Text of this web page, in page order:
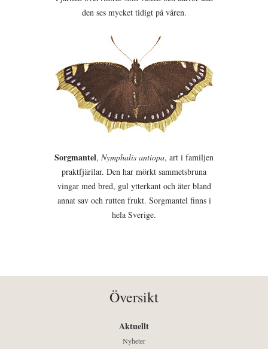
den ses mycket tidigt på våren.
Sorgmantel, Nymphalis antiopa, art i familjen
praktfjärilar. Den har mörkt sammetsbruna
vingar med bred, gul ytterkant och äter bland
annat sav och rutten frukt. Sorgmantel finns i
hela Sverige.
Översikt
Aktuellt
Nyheter